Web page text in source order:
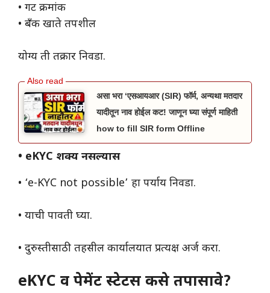
• गट क्रमांक
• बँक खाते तपशील
योग्य ती तक्रार निवडा.
असा भरा ‘एसआयआर (SIR) फॉर्म, अन्यथा मतदार
यादीतून नाव होईल कट! जाणून घ्या संपूर्ण माहिती
how to fill SIR form Offline
• eKYC शक्य नसल्यास
• ‘e-KYC not possible’ हा पर्याय निवडा.
• याची पावती घ्या.
• दुरुस्तीसाठी तहसील कार्यालयात प्रत्यक्ष अर्ज करा.
eKYC व पेमेंट स्टेटस कसे तपासावे?